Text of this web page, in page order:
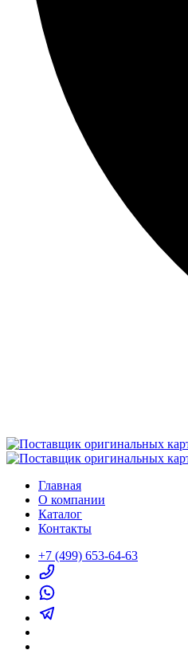
Главная
О компании
Каталог
Контакты
+7 (499) 653-64-63